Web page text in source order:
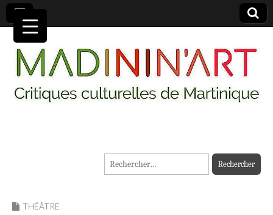
MADININ'ART
Rechercher :
THÉÂTRE